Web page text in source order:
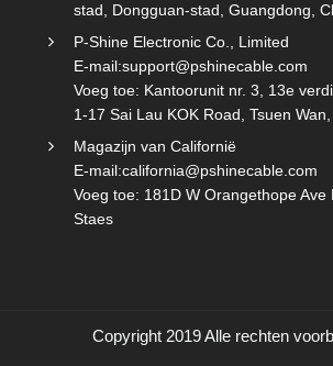
stad, Dongguan-stad, Guangdong,
P-Shine Electronic Co., Limited
E-mail:support@pshinecable.com
Voeg toe: Kantoorunit nr. 3, 13e
1-17 Sai Lau KOK Road, Tsuen
Magazijn van Californië
E-mail:california@pshinecable.com
Voeg toe: 181D W Orangethope
Staes
Copyright 2019 Alle rechten